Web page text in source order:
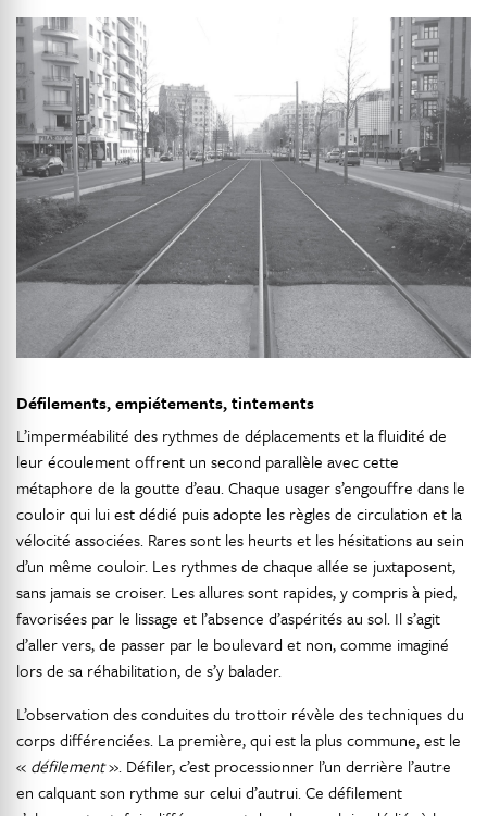
Défilements, empiétements, tintements
L’imperméabilité des rythmes de déplacements et la fluidité de
leur écoulement offrent un second parallèle avec cette
métaphore de la goutte d’eau. Chaque usager s’engouffre dans le
couloir qui lui est dédié puis adopte les règles de circulation et la
vélocité associées. Rares sont les heurts et les hésitations au sein
d’un même couloir. Les rythmes de chaque allée se juxtaposent,
sans jamais se croiser. Les allures sont rapides, y compris à pied,
favorisées par le lissage et l’absence d’aspérités au sol. Il s’agit
d’aller vers, de passer par le boulevard et non, comme imaginé
lors de sa réhabilitation, de s’y balader.
L’observation des conduites du trottoir révèle des techniques du
corps différenciées. La première, qui est la plus commune, est le
« défilement». Défiler, c’est processionner l’un derrière l’autre
en calquant son rythme sur celui d’autrui. Ce défilement